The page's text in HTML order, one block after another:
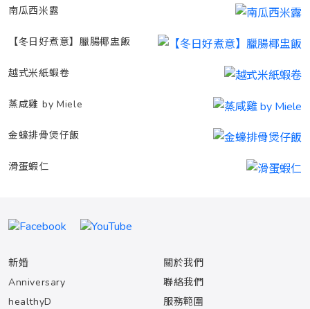
南瓜西米露
【冬日好煮意】臘腸椰盅飯
越式米紙蝦卷
蒸咸雞 by Miele
金蠔排骨煲仔飯
滑蛋蝦仁
新婚
Anniversary
healthyD
關於我們
聯絡我們
服務範圍